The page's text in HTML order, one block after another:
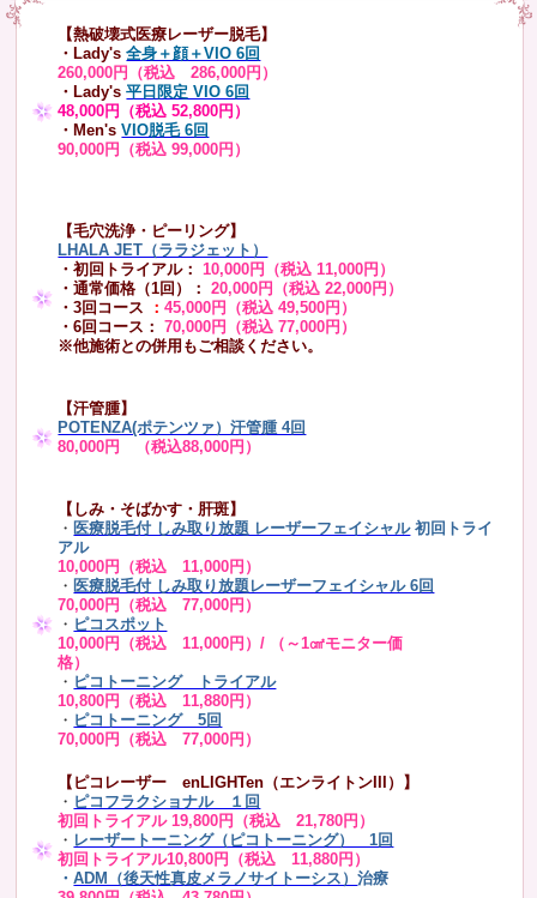
【熱破壊式医療レーザー脱毛】
・Lady's 全身＋顔＋VIO 6回
260,000円（税込 286,000円）
・Lady's平日限定 VIO 6回
48,000円（税込 52,800円）
・Men's VIO脱毛 6回
90,000円（税込 99,000円）
【毛穴洗浄・ピーリング】
LHALA JET（ララジェット）
・初回トライアル：10,000円（税込 11,000円）
・通常価格（1回）：
20,000円（税込 22,000円）
・3回コース ：45,000円（税込 49,500円）
・6回コース：
70,000円（税込 77,000円）
※他施術との併用もご相談ください。
【汗管腫】
POTENZA(ポテンツァ）汗管腫 4回
80,000円 （税込88,000円）
【しみ・そばかす・肝斑】
・ 医療脱毛付 しみ取り放題 レーザーフェイシャル 初回トライ
アル
10,000円（税込 11,000円）
・ 医療脱毛付 しみ取り放題レーザーフェイシャル 6回
70,000円（税込 77,000円）
・ ピコスポット
10,000円（税込 11,000円）/ （～1㎠モニター価
格）
・ ピコトーニング トライアル
10,800円（税込 11,880円）
・ ピコトーニング 5回
70,000円（税込 77,000円）
【ピコレーザー enLIGHTen（エンライトンIII）】
・ ピコフラクショナル １回
初回トライアル 19,800円（税込 21,780円）
・ レーザートーニング（ピコトーニング） 1回
初回トライアル10,800円（税込 11,880円）
・ADM（後天性真皮メラノサイトーシス）治療